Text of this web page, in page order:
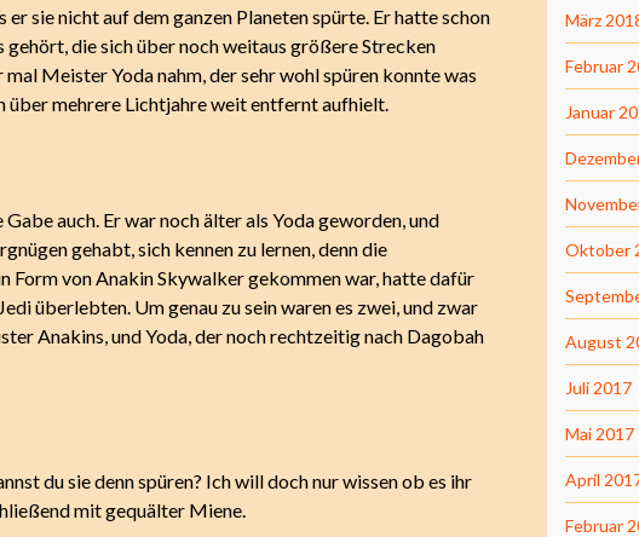
er sie nicht auf dem ganzen Planeten spürte. Er hatte schon
die sich über noch weitaus größere Strecken
mal Meister Yoda nahm, der sehr wohl spüren konnte was
über mehrere Lichtjahre weit entfernt aufhielt.
auch. Er war noch älter als Yoda geworden, und
gehabt, sich kennen zu lernen, denn die
Form von Anakin Skywalker gekommen war, hatte dafür
überlebten. Um genau zu sein waren es zwei, und zwar
Anakins, und Yoda, der noch rechtzeitig nach Dagobah
du sie denn spüren? Ich will doch nur wissen ob es ihr
mit gequälter Miene.
März
Februar
Januar
Oktober
August
Juli 2017
Mai 2017
April
Februar